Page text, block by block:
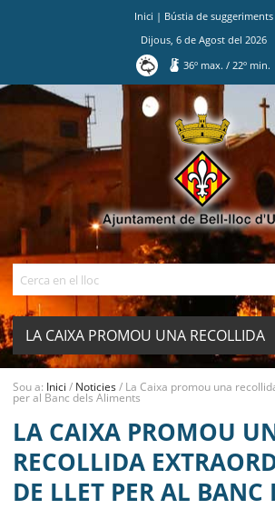
Inici | Bústia de suggeriments
Dijous, 6de Agostdel 2026
36º max./ 22º min.
LA CAIXA PROMOU UNA RECOLLIDA
EXTRAORDINÀRIA DE LLET PER AL
AJUNTAMENT
MUNICIPI
Sou a: Inici / Noticies/ La Caixa promou una
per al Banc dels Aliments
LA CAIXA PROMOU
RECOLLIDA
DE LLET PER AL BANC